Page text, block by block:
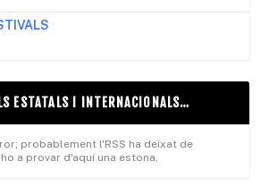
ESTATALS I INTERNACIONALS…
probablement l'RSS ha deixat de
a provar d'aquí una estona.